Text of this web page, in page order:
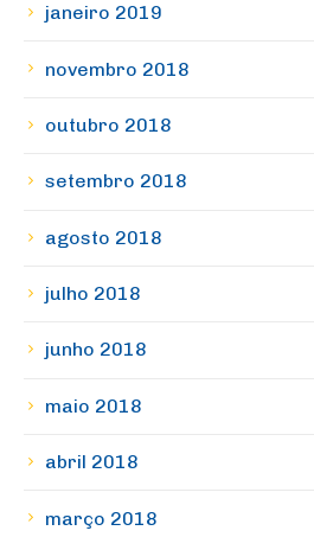
janeiro 2019
novembro 2018
outubro 2018
setembro 2018
agosto 2018
julho 2018
junho 2018
maio 2018
abril 2018
março 2018